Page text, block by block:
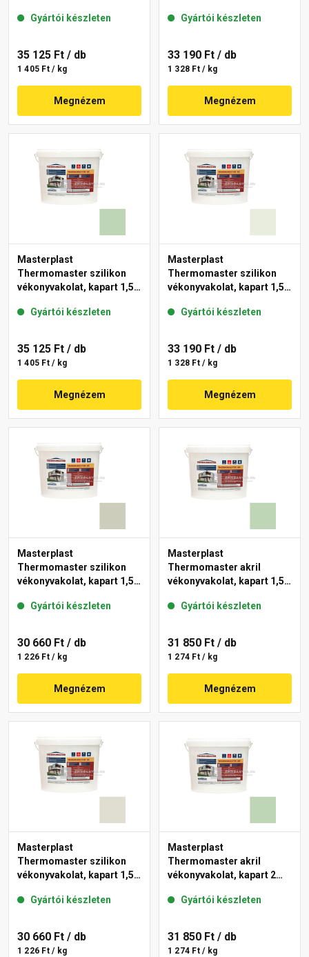
Gyártói készleten
35 125 Ft / db
1 405 Ft / kg
Megnézem
Gyártói készleten
33 190 Ft / db
1 328 Ft / kg
Megnézem
Masterplast
Thermomaster szilikon
vékonyvakolat, kapart 1,5
Gyártói készleten
35 125 Ft / db
1 405 Ft / kg
Megnézem
Masterplast
Thermomaster szilikon
vékonyvakolat, kapart 1,5
Gyártói készleten
33 190 Ft / db
1 328 Ft / kg
Megnézem
Masterplast
Thermomaster szilikon
vékonyvakolat, kapart 1,5
Gyártói készleten
30 660 Ft / db
1 226 Ft / kg
Megnézem
Masterplast
Thermomaster akril
vékonyvakolat, kapart 1,5
Gyártói készleten
31 850 Ft / db
1 274 Ft / kg
Megnézem
Masterplast
Thermomaster szilikon
vékonyvakolat, kapart 1,5
Gyártói készleten
30 660 Ft / db
1 226 Ft / kg
Masterplast
Thermomaster akril
vékonyvakolat, kapart 2
Gyártói készleten
31 850 Ft / db
1 274 Ft / kg